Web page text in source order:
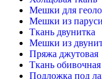
Мешки для
Мешки из
Ткань двунитка
Мешки из
Пряжа джутовая
Ткань
Подложка под